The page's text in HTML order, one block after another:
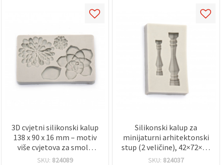
3D cvjetni silikonski kalup
138 x 90 x 16 mm – motiv
više cvjetova za smolu
(epoksi), polimernu glinu,
SKU: 824089
Silikonski kalup za
minijaturni arhitektonski
stup (2 veličine), 42×72×13
mm, fleksibilan i
SKU: 824037